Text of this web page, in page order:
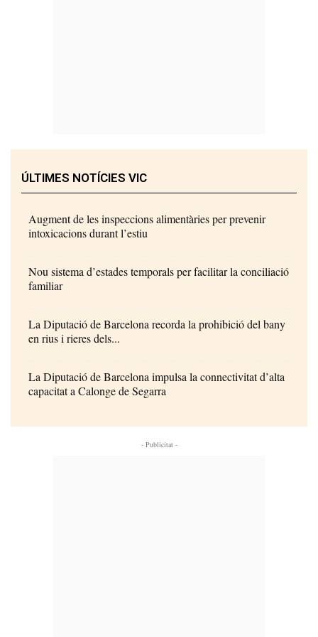
ÚLTIMES NOTÍCIES VIC
Augment de les inspeccions alimentàries per prevenir
intoxicacions durant l’estiu
Nou sistema d’estades temporals per facilitar la conciliació
familiar
La Diputació de Barcelona recorda la prohibició del bany
en rius i rieres dels...
La Diputació de Barcelona impulsa la connectivitat d’alta
capacitat a Calonge de Segarra
- Publicitat -